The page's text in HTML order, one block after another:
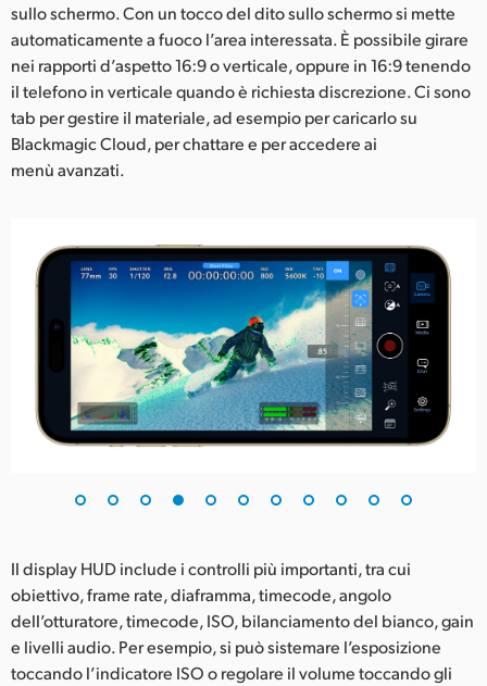
sullo schermo. Con un tocco del dito sullo schermo si mette
automaticamente a fuoco l’area interessata. È possibile girare
nei rapporti d’aspetto 16:9 o verticale, oppure in 16:9 tenendo
il telefono in verticale quando è richiesta discrezione. Ci sono
tab per gestire il materiale, ad esempio per caricarlo su
Blackmagic Cloud, per chattare e per accedere ai
menù avanzati.
Il display HUD include i controlli più importanti, tra cui
obiettivo, frame rate, diaframma, timecode, angolo
dell’otturatore, timecode, ISO, bilanciamento del bianco, gain
e livelli audio. Per esempio, si può sistemare l’esposizione
toccando l’indicatore ISO o regolare il volume toccando gli